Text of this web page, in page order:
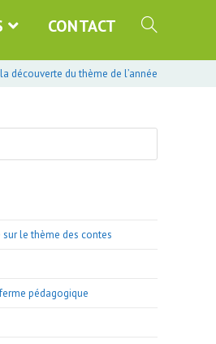
CONTACT
découverte du thème de l’année
le thème des contes
pédagogique